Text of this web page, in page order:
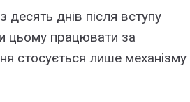
десять днів після вступу
цьому працювати за
стосується лише механізму